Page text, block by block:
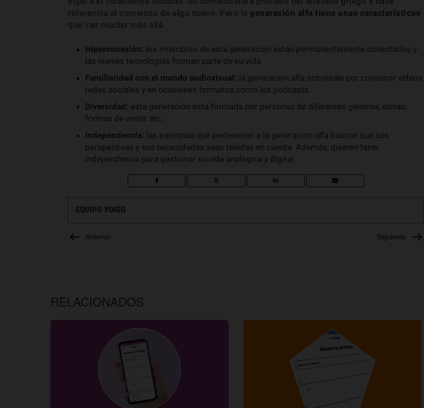
referencia al comienzo de algo nuevo. Pero la generación alfa tiene unas características
que van mucho más allá.
Hiperconexión: los miembros de esta generación están permanentemente conectados y
las nuevas tecnologías forman parte de su vida.
Familiaridad con el mundo audiovisual: la generación alfa sobresale por consumir vídeos,
redes sociales y en ocasiones formatos como los podcasts.
Diversidad: esta generación está formada por personas de diferentes géneros, etnias,
formas de vestir, etc.
Independencia: las personas que pertenecen a la generación alfa buscan que sus
perspectivas y sus necesidades sean tenidas en cuenta. Además, quieren tener
independencia para gestionar su vida analógica y digital.
EQUIPO YOIGO
Anterior Siguiente
RELACIONADOS